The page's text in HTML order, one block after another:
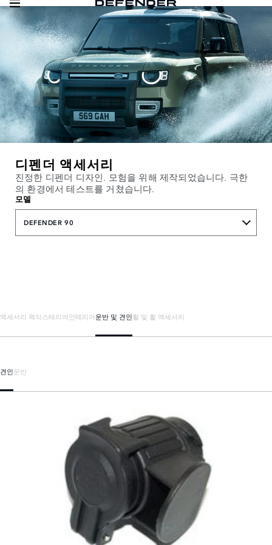
디펜더 액세서리
진정한 디펜더 디자인. 모험을 위해 제작되었습니다. 극한
의 환경에서 테스트를 거쳤습니다.
모델
DEFENDER 90
액세서리 팩익스테리어인테리어운반 및 견인휠 및 휠 액세서리
견인운반